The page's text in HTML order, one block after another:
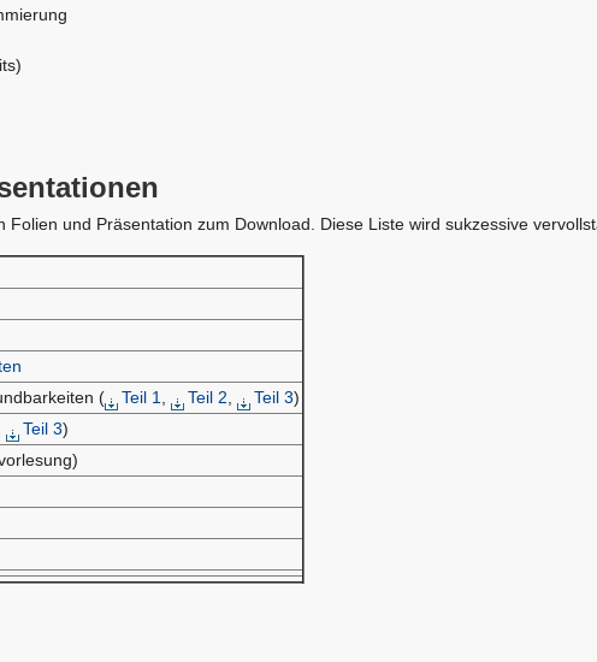
Folien und Präsentation zum Download. Diese Liste wird sukzessive
(
Teil 1 Teil 2 Teil 3)
Teil 3)